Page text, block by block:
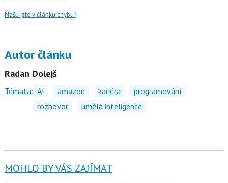
Našli jste v článku chybu?
Autor článku
Radan Dolejš
Témata: AI amazon kariéra
programování
rozhovor
umělá inteligence
MOHLO BY VÁS ZAJÍMAT